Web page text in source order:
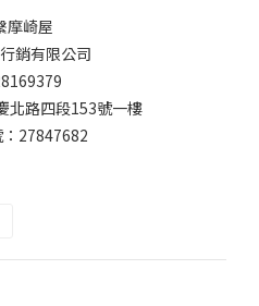
摩崎屋
銷有限公司
北路四段153號一樓
27847682